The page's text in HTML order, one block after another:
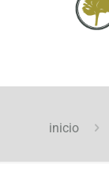
inicio